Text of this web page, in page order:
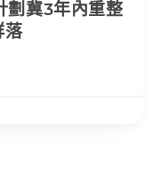
冀3年內重整
落